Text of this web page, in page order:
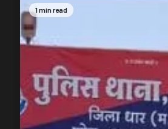
1 min read